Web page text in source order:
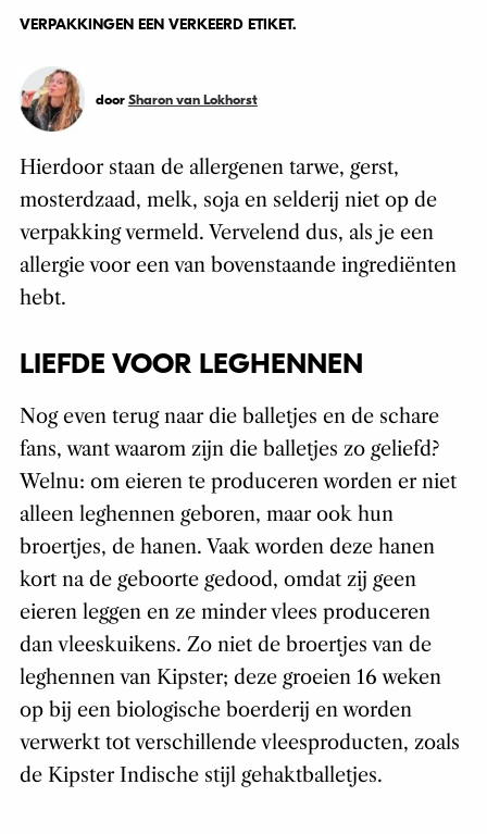
VERPAKKINGEN EEN VERKEERD ETIKET.
door Sharon van Lokhorst
Hierdoor staan de allergenen tarwe, gerst,
mosterdzaad, melk, soja en selderij niet op de
verpakking vermeld. Vervelend dus, als je een
allergie voor een van bovenstaande ingrediënten
hebt.
LIEFDE VOOR LEGHENNEN
Nog even terug naar die balletjes en de schare
fans, want waarom zijn die balletjes zo geliefd?
Welnu: om eieren te produceren worden er niet
alleen leghennen geboren, maar ook hun
broertjes, de hanen. Vaak worden deze hanen
kort na de geboorte gedood, omdat zij geen
eieren leggen en ze minder vlees produceren
dan vleeskuikens. Zo niet de broertjes van de
leghennen van Kipster; deze groeien 16 weken
op bij een biologische boerderij en worden
verwerkt tot verschillende vleesproducten, zoals
de Kipster Indische stijl gehaktballetjes.